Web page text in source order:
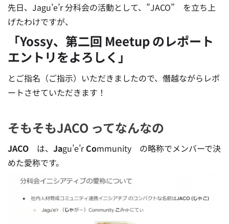
先日、Jagu’e’r 分科会の活動として、”JACO” を立ち上
げたわけですが、
「Yossy、第二回 Meetup のレポート
エントリをよろしく」
とご指名（ご指示）いただきましたので、僭越ながらレポ
ートさせていただきます！
そもそもJACO ってなんなの
JACO は、 Jagu’e’rCommunity の略称でメンバーで決
めた愛称です。